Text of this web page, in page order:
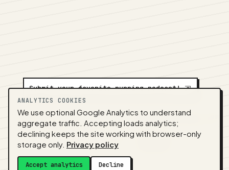
Submit your favorite running podcast!⇲
NEDAproduction ·Contact:alvorpodcast@gmail.com
· Code:GitHub·llms.txt(for tools & assistants) ·
Privacy· Terms·
Admin
Feed snapshot: 2026-07-26 03:10 UTC
ANALYTICS COOKIES
We use optional Google Analytics to understand
aggregate traffic. Accepting loads analytics;
declining keeps the site working with browser-only
storage only. Privacy policy
Accept analytics Decline